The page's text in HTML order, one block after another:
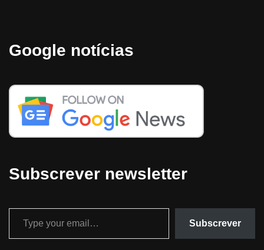
Google notícias
Subscrever newsletter
Subscrever